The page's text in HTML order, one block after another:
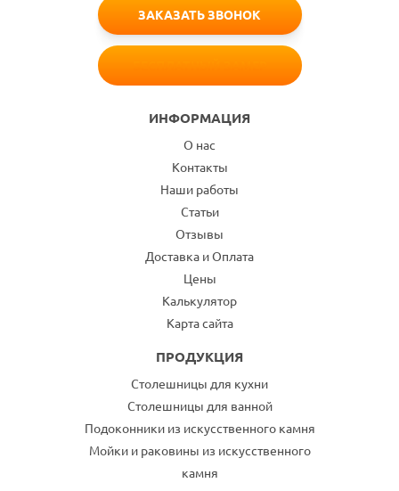
ИНФОРМАЦИЯ
О нас
Контакты
Наши работы
Статьи
Отзывы
Доставка и Оплата
Цены
Калькулятор
Карта сайта
ПРОДУКЦИЯ
Столешницы для кухни
Столешницы для ванной
Подоконники из искусственного камня
Мойки и раковины из искусственного
камня
ЗАКАЗАТЬ ЗВОНОК